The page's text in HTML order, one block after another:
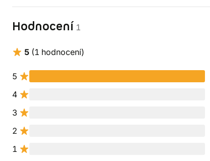
Hodnocení 1
5 (1 hodnocení)
5
4
3
2
1